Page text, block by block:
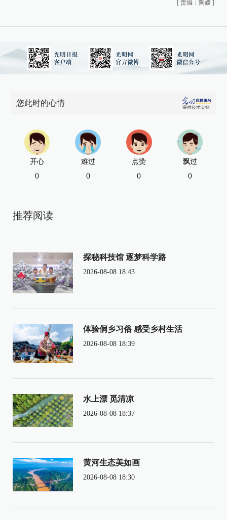
[ 责编：陶媛 ]
您此时的心情
开心
0
难过
0
点赞
0
飘过
0
推荐阅读
探秘科技馆 逐梦科学路
2026-08-08 18:43
体验侗乡习俗 感受乡村生活
2026-08-08 18:39
水上漂 觅清凉
2026-08-08 18:37
黄河生态美如画
2026-08-08 18:30